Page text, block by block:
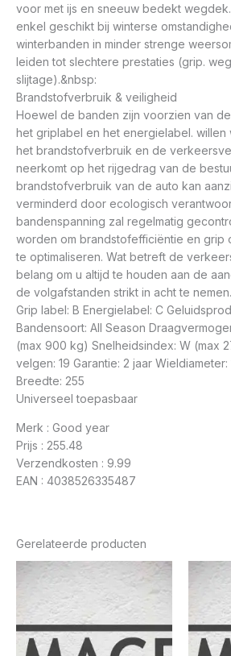
voor met ijs en sneeuw bedekt
enkel geschikt bij winterse
winterbanden in minder strenge
leiden tot slechtere prestaties (grip.
slijtage).&nbsp:
Brandstofverbruik & veiligheid
Hoewel de banden zijn voorzien van
het griplabel en het energielabel.
het brandstofverbruik en de
neerkomt op het rijgedrag van de
brandstofverbruik van de auto kan
verminderd door ecologisch
bandenspanning zal regelmatig
worden om brandstofefficiëntie en grip
te optimaliseren. Wat betreft de
belang om u altijd te houden aan de
de volgafstanden strikt in acht te nemen.
Grip label: B Energielabel: C
Bandensoort: All Season
(max 900 kg) Snelheidsindex: W (max
velgen: 19 Garantie: 2 jaar
Breedte: 255
Universeel toepasbaar
Merk : Good year
Prijs : 255.48
Verzendkosten : 9.99
EAN : 4038526335487
Gerelateerde producten